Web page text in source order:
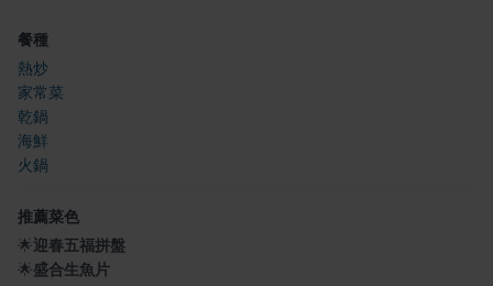
餐種
熱炒
家常菜
乾鍋
海鮮
火鍋
推薦菜色
🌟迎春五福拼盤
🌟盛合生魚片